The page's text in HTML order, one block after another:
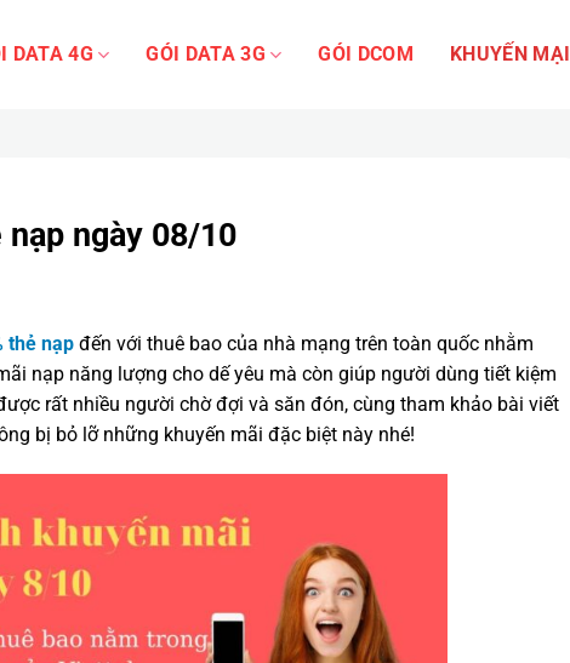
DATA 4G GÓI DATA 3G GÓI DCOM KHUYẾN MẠI
ngày 08/10
thẻ nạp đến với thuê bao của nhà mạng trên toàn quốc nhằm
nạp năng lượng cho dế yêu mà còn giúp người dùng tiết kiệm
rất nhiều người chờ đợi và săn đón, cùng tham khảo bài viết
bị bỏ lỡ những khuyến mãi đặc biệt này nhé!